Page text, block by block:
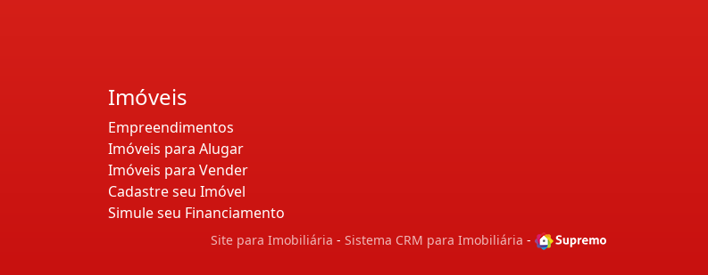
Imóveis
Empreendimentos
Imóveis para Alugar
Imóveis para Vender
Cadastre seu Imóvel
Simule seu Financiamento
Site para Imobiliária - Sistema CRM para Imobiliária -